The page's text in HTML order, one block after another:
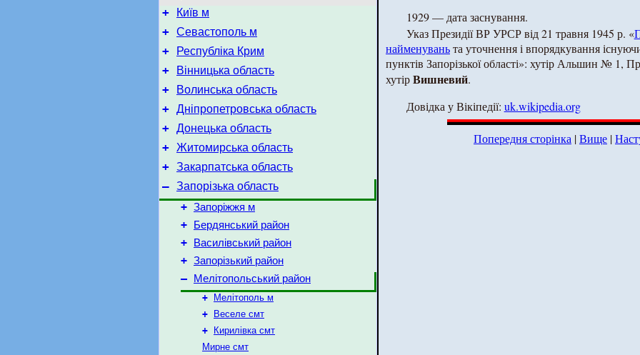
+ Київ м
+ Севастополь м
+ Республіка Крим
+ Вінницька область
+ Волинська область
+ Дніпропетровська область
+ Донецька область
+ Житомирська область
+ Закарпатська область
– Запорізька область
+ Запоріжжя м
+ Бердянський район
+ Василівський район
+ Запорізький район
– Мелітопольський район
+
Мелітополь м
+
Веселе смт
+
Кирилівка смт
Мирне смт
1929 — дата заснування.
Указ Президії ВР УРСР від 21 травня 1945 р. «
найменуваньта уточнення і впорядкування
пунктів Запорізької області»: хутір Альшин № 1,
хутірВишневий.
Довідка у Вікіпедії: uk.wikipedia.org
Попередня сторінка |Вище |